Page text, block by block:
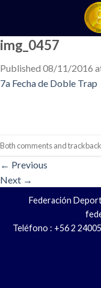
content
img_0457
Published 08/11/2016
7a Fecha de Doble Trap
Both comments and
← Previous
Next →
Federación
Teléfono : +56 2